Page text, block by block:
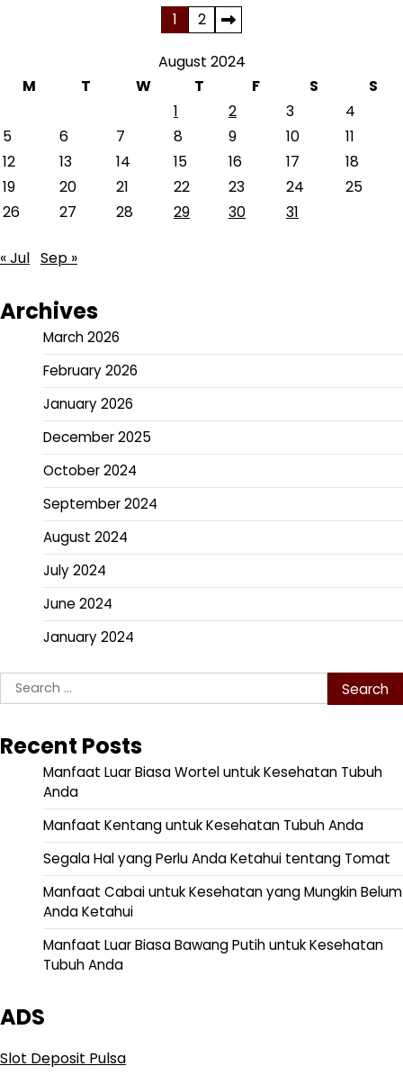
1 2
August 2024
M
T W T F S
S
1
2 3
4
5
6 7 8 9 10
11
12
13 14 15 16 17
18
19
20 21 22 23 24
25
26
27 28 29 30 31
« Jul Sep »
Archives
March 2026
February 2026
January 2026
December 2025
October 2024
September 2024
August 2024
July 2024
June 2024
January 2024
Search
for:
Recent Posts
Manfaat Luar Biasa Wortel untuk Kesehatan Tubuh
Anda
Manfaat Kentang untuk Kesehatan Tubuh Anda
Segala Hal yang Perlu Anda Ketahui tentang Tomat
Manfaat Cabai untuk Kesehatan yang Mungkin Belum
Anda Ketahui
Manfaat Luar Biasa Bawang Putih untuk Kesehatan
Tubuh Anda
ADS
Slot Deposit Pulsa